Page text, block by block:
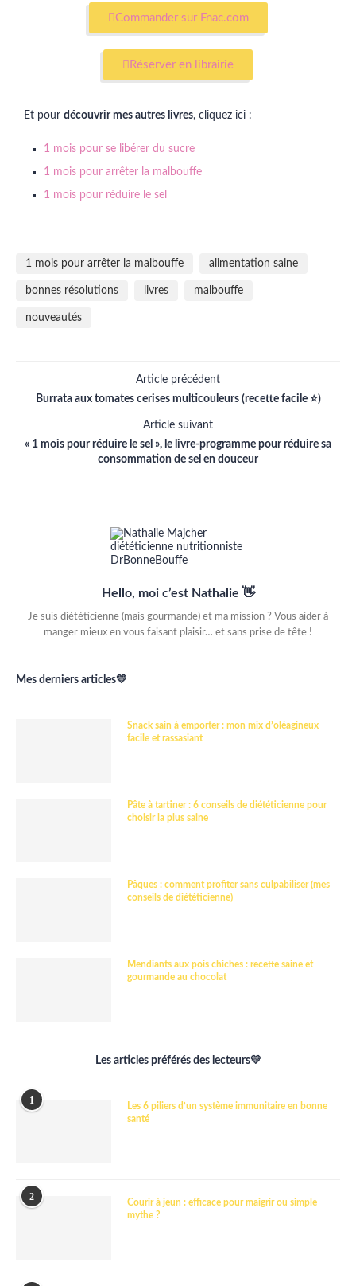
Commander sur Fnac.com
Réserver en librairie
Et pour découvrir mes autres livres, cliquez ici :
1 mois pour se libérer du sucre
1 mois pour arrêter la malbouffe
1 mois pour réduire le sel
1 mois pour arrêter la malbouffe alimentation saine
bonnes résolutions livres malbouffe
nouveautés
Article précédent
Burrata aux tomates cerises multicouleurs (recette facile ⭐)
Article suivant
« 1 mois pour réduire le sel », le livre-programme pour réduire sa
consommation de sel en douceur
Hello, moi c’est Nathalie 👋
Je suis diététicienne (mais gourmande) et ma mission ? Vous aider à
manger mieux en vous faisant plaisir… et sans prise de tête !
Mes derniers articles💛
Snack sain à emporter : mon mix d’oléagineux
facile et rassasiant
Pâte à tartiner : 6 conseils de diététicienne pour
choisir la plus saine
Pâques : comment profiter sans culpabiliser (mes
conseils de diététicienne)
Mendiants aux pois chiches : recette saine et
gourmande au chocolat
Les articles préférés des lecteurs💛
1
Les 6 piliers d’un système immunitaire en bonne
santé
2
Courir à jeun : efficace pour maigrir ou simple
mythe ?